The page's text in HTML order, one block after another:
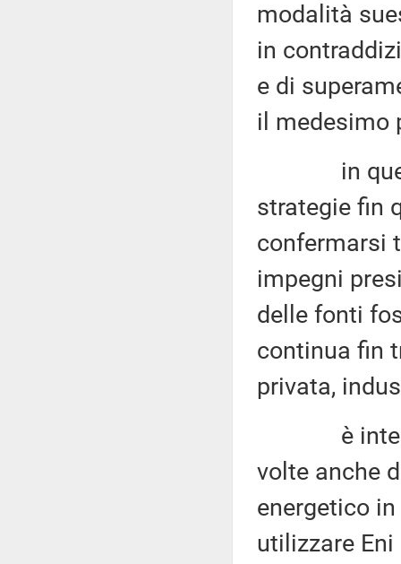
modalità
in
e di
il medesimo
in questo
strategie fin
confermarsi
impegni
delle fonti
continua fin
privata,
è
volte anche
energetico
utilizzare